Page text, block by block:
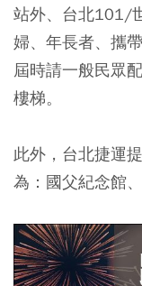
站外、台北101/
婦、年長者、攜
屆時請一般民眾
樓梯。
此外，台北捷運
為：國父紀念館